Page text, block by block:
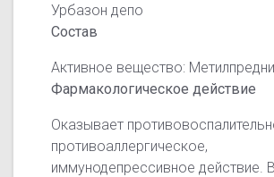
Урбазон депо
Состав
Активное вещество:
Фармакологическое действие
Оказывает
противоаллергическое,
иммунодепрессивное действие.